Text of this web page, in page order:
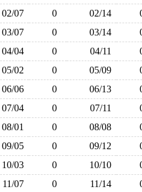
02/07 0 02/14
03/07 0 03/14
04/04 0 04/11
05/02 0 05/09
06/06 0 06/13
07/04 0 07/11
08/01 0 08/08
09/05 0 09/12
10/03 0 10/10
11/07 0 11/14